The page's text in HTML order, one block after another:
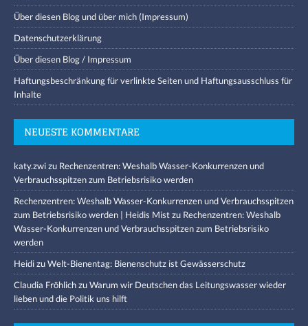
Über diesen Blog und über mich (Impressum)
Datenschutzerklärung
Über diesen Blog / Impressum
Haftungsbeschränkung für verlinkte Seiten und Haftungsausschluss für
Inhalte
NEUESTE KOMMENTARE
katy.zwizu Rechenzentren: Weshalb Wasser-Konkurrenzen und
Verbrauchsspitzen zum Betriebsrisiko werden
Rechenzentren: Weshalb Wasser-Konkurrenzen und Verbrauchsspitzen
zum Betriebsrisiko werden | Heidis Mistzu Rechenzentren: Weshalb
Wasser-Konkurrenzen und Verbrauchsspitzen zum Betriebsrisiko
werden
HeidizuWelt-Bienentag: Bienenschutz ist Gewässerschutz
Claudia FröhlichzuWarum wir Deutschen das Leitungswasser wieder
lieben und die Politik uns hilft